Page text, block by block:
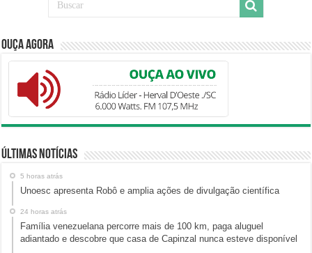
Ouça Agora
Últimas Notícias
5 horas atrás
Unoesc apresenta Robô e amplia ações de divulgação científica
24 horas atrás
Família venezuelana percorre mais de 100 km, paga aluguel
adiantado e descobre que casa de Capinzal nunca esteve disponível